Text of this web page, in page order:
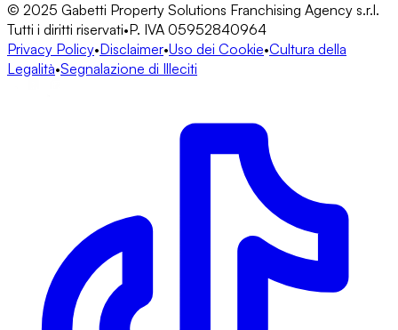
© 2025 Gabetti Property Solutions Franchising Agency s.r.l.
Tutti i diritti riservati•P. IVA 05952840964
Privacy Policy•Disclaimer•Uso dei Cookie•Cultura della
Legalità•Segnalazione di Illeciti